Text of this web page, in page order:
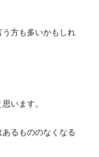
方も多いかもしれ
います。
るもののなくなる